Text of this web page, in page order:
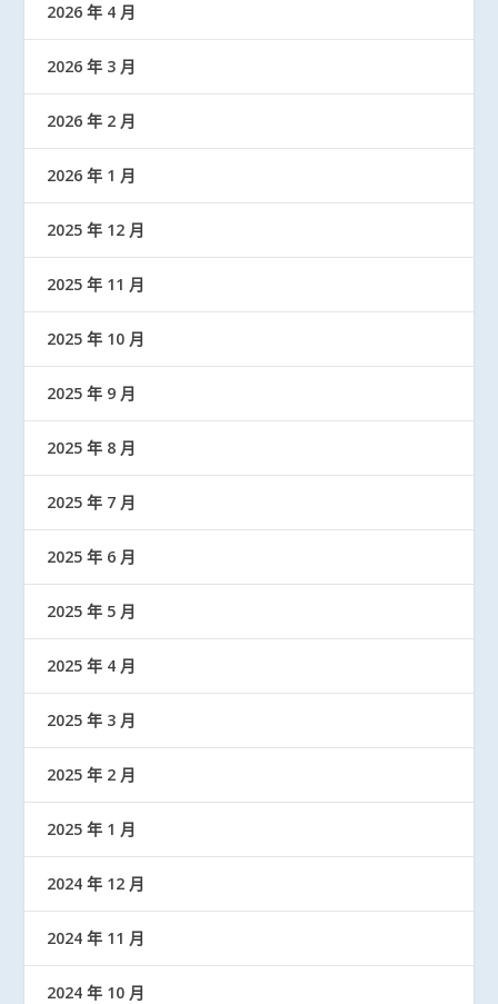
2026 年 4 月
2026 年 3 月
2026 年 2 月
2026 年 1 月
2025 年 12 月
2025 年 11 月
2025 年 10 月
2025 年 9 月
2025 年 8 月
2025 年 7 月
2025 年 6 月
2025 年 5 月
2025 年 4 月
2025 年 3 月
2025 年 2 月
2025 年 1 月
2024 年 12 月
2024 年 11 月
2024 年 10 月